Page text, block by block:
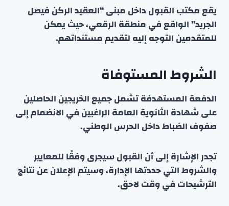
يقع مكتب القبول داخل مبنى “العقيد الركن فيصل
الجريد” الواقع في منطقة الرقعي، حيث يمكن
للمتقدمين التوجه إليه لتقديم مستنداتهم.
الشروط المستوفاة
الدفعة المستهدفة تشمل جميع الخريجين الحاصلين
على شهادة الثانوية العامة الراغبين في الانضمام إلى
صفوف الضباط داخل الحرس الوطني.
تجدر الإشارة إلى أن القبول سيجرى وفقًا للمعايير
والشروط التي حددتها الإدارة، وسيتم الإعلان عن نتائج
الترشيحات في وقت لاحق.